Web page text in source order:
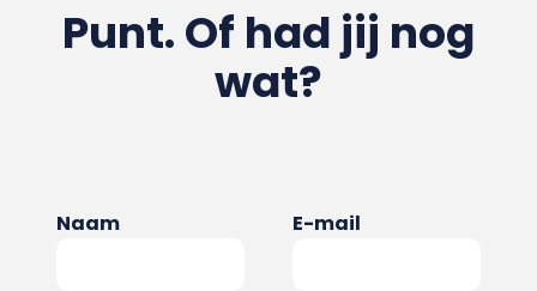
Punt. Of had jij nog
wat?
Naam E-mail